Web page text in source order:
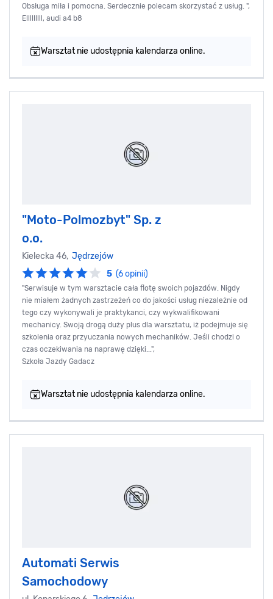
Obsługa miła i pomocna. Serdecznie polecam skorzystać z usług. ",
Elllllllll, audi a4 b8
Warsztat nie udostępnia kalendarza online.
"Moto-Polmozbyt" Sp. z
o.o.
Kielecka 46, Jędrzejów
5 (6 opinii)
"Serwisuje w tym warsztacie cała flotę swoich pojazdów. Nigdy
nie miałem żadnych zastrzeżeń co do jakości usług niezależnie od
tego czy wykonywali je praktykanci, czy wykwalifikowani
mechanicy. Swoją drogą duży plus dla warsztatu, iż podejmuje się
szkolenia oraz przyuczania nowych mechaników. Jeśli chodzi o
czas oczekiwania na naprawę dzięki...",
Szkoła Jazdy Gadacz
Warsztat nie udostępnia kalendarza online.
Automati Serwis
Samochodowy